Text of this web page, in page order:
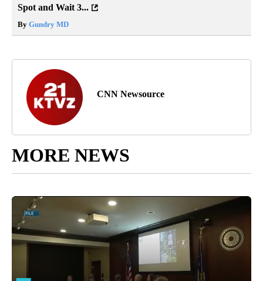
Spot and Wait 3...
By Gundry MD
CNN Newsource
MORE NEWS